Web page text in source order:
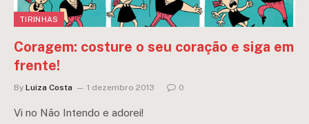
TIRINHAS
Coragem: costure o seu coração e siga em
frente!
By Luiza Costa 1 dezembro 2013 0
Vi no Não Intendo e adorei!